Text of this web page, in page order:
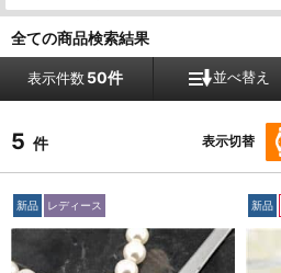
全ての商品検索結果
表示件数50件 並べ替え
5 件 表示切替
新品 レディース 新品